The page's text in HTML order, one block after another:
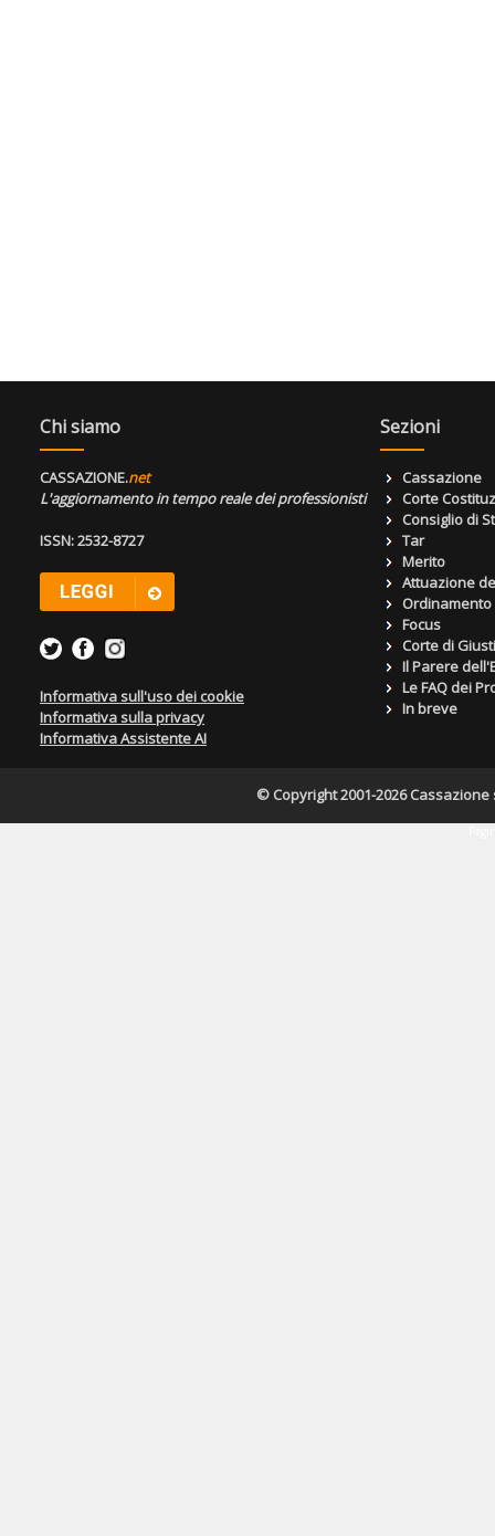
Chi siamo
CASSAZIONE.net
L'aggiornamento in tempo reale dei professionisti
ISSN: 2532-8727
Informativa sull'uso dei cookie
Informativa sulla privacy
Informativa Assistente AI
Sezioni
Cassazione
Corte
Consiglio di
Tar
Merito
Attuazione
Focus
Corte di
Il Parere
Le FAQ dei
In breve
© Copyright 2001-2026 Cassazione